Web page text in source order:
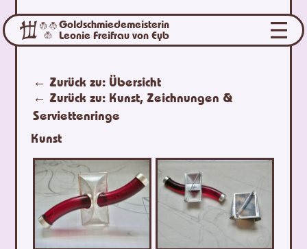
Goldschmiedemeisterin
Leonie Freifrau von Eyb
← Zurück zu: Übersicht
← Zurück zu: Kunst, Zeichnungen &
Serviettenringe
Kunst